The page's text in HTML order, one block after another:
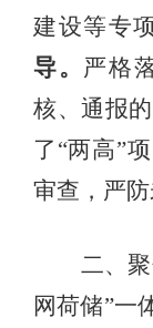
建设等专
导。 严格
核、通报
了 “两高”
审查， 严
二、
网荷储”一